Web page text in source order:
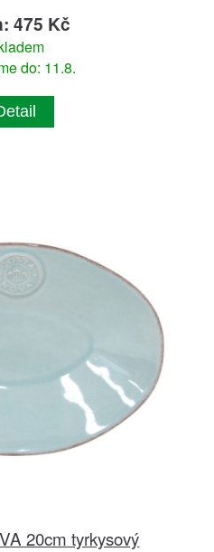
475 Kč
do: 11.8.
20cm tyrkysový